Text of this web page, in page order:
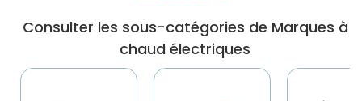
Consulter les sous-catégories de Marques à
chaud électriques